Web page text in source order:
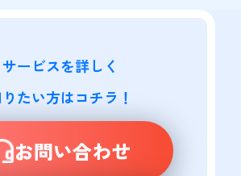
サービスを詳しく
たい方はコチラ！
お問い合わせ